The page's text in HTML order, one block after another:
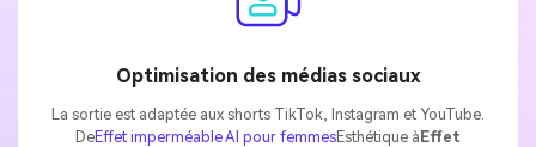
Optimisation des médias sociaux
La sortie est adaptée aux shorts TikTok, Instagram et YouTube.
DeEffet imperméable AI pour femmesEsthétique à Effet